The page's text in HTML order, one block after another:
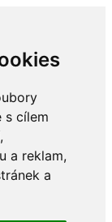
s cílem
a reklam,
a